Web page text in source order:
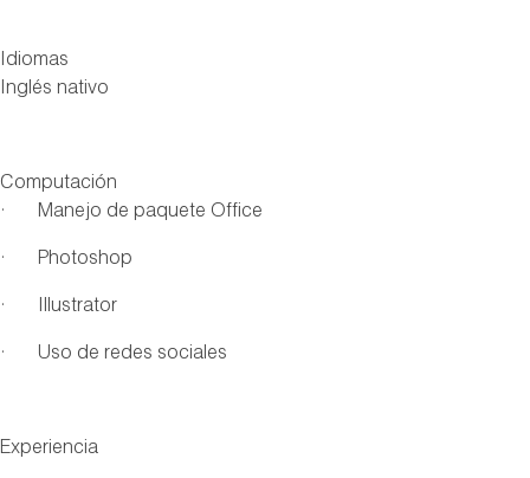
Idiomas
Inglés nativo
Computación
· Manejo de paquete Office
· Photoshop
· Illustrator
· Uso de redes sociales
Experiencia